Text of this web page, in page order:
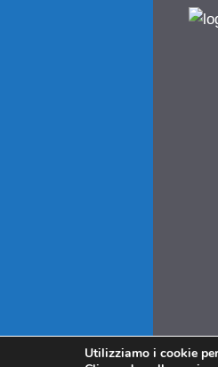
Utilizziamo i cookie